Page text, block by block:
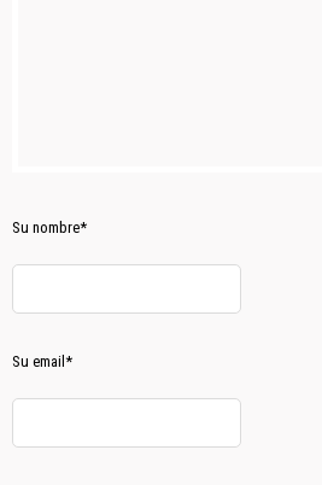
Su nombre*
Su email*